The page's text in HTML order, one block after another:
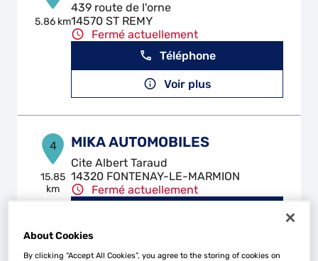
5.86 km
439 route de l'orne
14570 ST REMY
Fermé actuellement
Téléphone
Voir plus
4
15.85
km
MIKA AUTOMOBILES
Cite Albert Taraud
14320 FONTENAY-LE-MARMION
Fermé actuellement
About Cookies
By clicking “Accept All Cookies”, you agree to the storing of cookies on